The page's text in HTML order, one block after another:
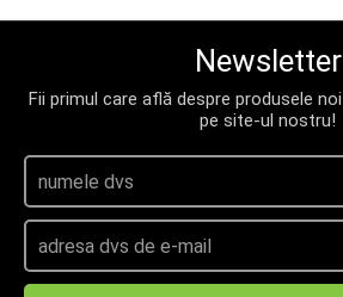
Newsletter
Fii primul care află despre produsele
pe site-ul nostru!